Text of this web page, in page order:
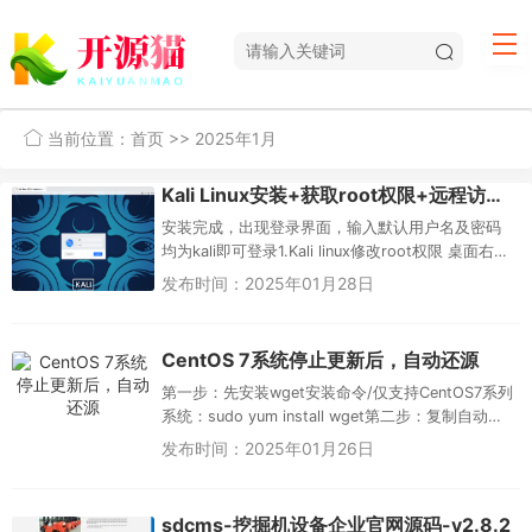
当前位置： 首页 >> 2025年1月
Kali Linux安装+获取root权限+远程访问-详细教程
安装完成，出现登录界面，输入默认用户名及密码
均为kali即可登录1.Kali linux修改root权限 桌面右
键->Open Terminal Her...
发布时间：2025年01月28日
CentOS 7系统停止更新后，自动还源
第一步：先安装wget安装命令/仅支持CentOS7系列
系统：sudo yum install wget第二步：复制自动更
换源脚本阿里云yum脚本：wget -...
发布时间：2025年01月26日
sdcms-挖掘机设备企业官网源码-v2.8.2